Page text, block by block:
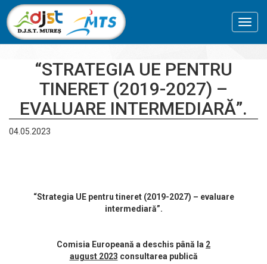
“STRATEGIA UE PENTRU
TINERET (2019-2027) –
EVALUARE INTERMEDIARĂ”.
04.05.2023
“Strategia UE pentru tineret (2019-2027) – evaluare
intermediară”.
Comisia Europeană a deschis până la 2
august 2023 consultarea publică